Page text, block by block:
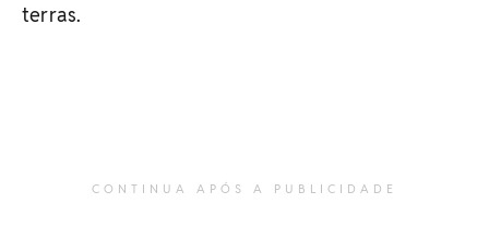
terras.
CONTINUA APÓS A PUBLICIDADE